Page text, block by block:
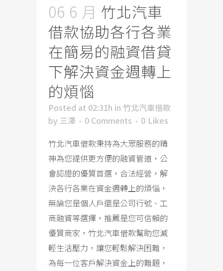
06 6 月 竹北汽車
借款協助各行各業
在簡易的融資借貸
下解決資金週轉上
的煩惱
Posted at 02:31h in 竹北汽車借款
by 三澤 0 Comments 0 Likes
竹北汽車借款秉持為大眾服務的精
神為您提供更方便的融資管道，公
會認證的優質首選，合法經營，解
決各行各業在資金週轉上的煩惱，
無論您是個人戶還是公司行號、工
商融資等選擇，推薦是您可信賴的
優質商家，竹北汽車借款幫助您減
輕生活壓力，讓您輕鬆解決困難，
為每一位客戶解決資金上的難題，